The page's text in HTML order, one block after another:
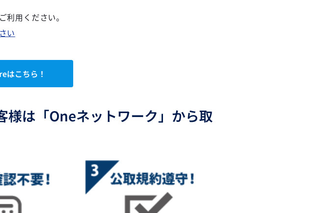
利用ください。
い
はこちら！
様は「Oneネットワーク」から取